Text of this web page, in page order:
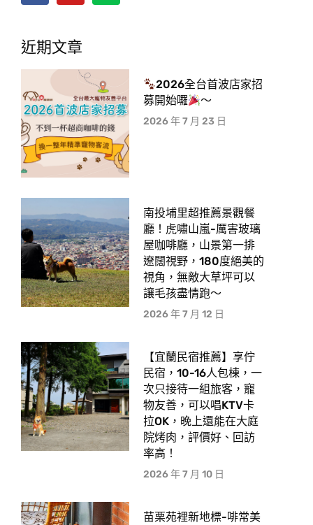
近期文章
2026全台首波店家招
募開始囉
～
2026 年 7 月 23 日
南投埔里超推薦景觀餐
廳！虎嘯山嵐-厲害玻璃
屋咖啡廳，山景第一排
遼闊視野，180度絕美的
視角，無敵大草坪可以
讓毛孩盡情跑〜
2026 年 7 月 12 日
【宜蘭民宿推薦】享佇
民宿，10-16人包棟，一
次只接待一組旅客，寵
物友善，可以唱KTV卡
拉OK，晚上還能在大庭
院烤肉，評價好、回訪
率高！
2026 年 7 月 10 日
苗栗苑裡新地標-啡常美